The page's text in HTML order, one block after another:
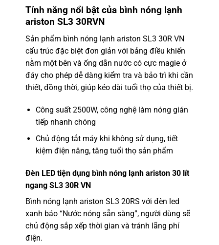
Tính năng nổi bật của bình nóng lạnh
ariston SL3 30RVN
Sản phẩm bình nóng lạnh ariston SL3 30R VN
cấu trúc đặc biệt đơn giản với bảng điều khiển
nằm một bên và ống dẫn nước có cực magie ở
đáy cho phép dễ dàng kiểm tra và bảo trì khi cần
thiết, đồng thời, giúp kéo dài tuổi thọ của thiết bị.
Công suất 2500W, công nghệ làm nóng gián
tiếp nhanh chóng
Chủ động tắt máy khi không sử dụng, tiết
kiệm điện năng, tăng tuổi thọ sản phẩm
Đèn LED tiện dụng bình nóng lạnh ariston 30 lít
ngang SL3 30R VN
Bình nóng lạnh ariston SL3 20RS với đèn led
xanh báo “Nước nóng sẵn sàng”, người dùng sẽ
chủ động sắp xếp thời gian và tránh lãng phí
điện.